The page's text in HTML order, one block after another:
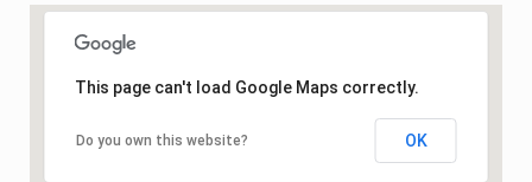
This page can't load Google Maps correctly.
Do you own this website? OK